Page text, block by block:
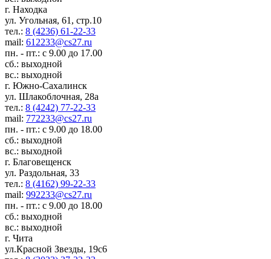
г. Находка
ул. Угольная, 61, стр.10
тел.: 8 (4236) 61-22-33
mail: 612233@cs27.ru
пн. - пт.: с 9.00 до 17.00
сб.: выходной
вс.: выходной
г. Южно-Сахалинск
ул. Шлакоблочная, 28а
тел.: 8 (4242) 77-22-33
mail: 772233@cs27.ru
пн. - пт.: с 9.00 до 18.00
сб.: выходной
вс.: выходной
г. Благовещенск
ул. Раздольная, 33
тел.: 8 (4162) 99-22-33
mail: 992233@cs27.ru
пн. - пт.: с 9.00 до 18.00
сб.: выходной
вс.: выходной
г. Чита
ул.Красной Звезды, 19с6